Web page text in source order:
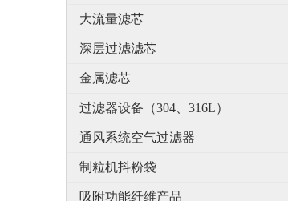
大流量滤芯
深层过滤滤芯
金属滤芯
过滤器设备（304、316L）
通风系统空气过滤器
制粒机抖粉袋
吸附功能纤维产品